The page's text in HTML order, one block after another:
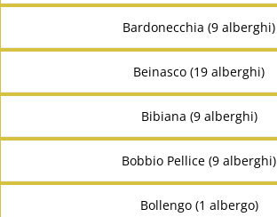
Bardonecchia (9 alberghi)
Beinasco (19 alberghi)
Bibiana (9 alberghi)
Bobbio Pellice (9 alberghi)
Bollengo (1 albergo)